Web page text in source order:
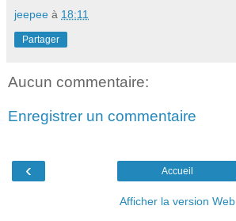
jeepee à 18:11
Partager
Aucun commentaire:
Enregistrer un commentaire
‹ Accueil
Afficher la version Web